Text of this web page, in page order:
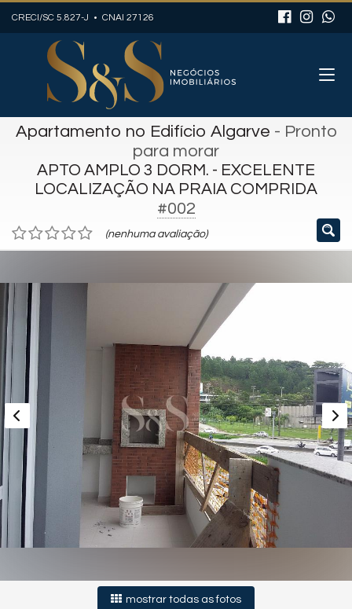
CRECI/SC 5.827-J • CNAI 27126
Apartamento no Edifício Algarve - Pronto
para morar
APTO AMPLO 3 DORM. - EXCELENTE
LOCALIZAÇÃO NA PRAIA COMPRIDA
#002
(nenhuma avaliação)
mostrar todas as fotos